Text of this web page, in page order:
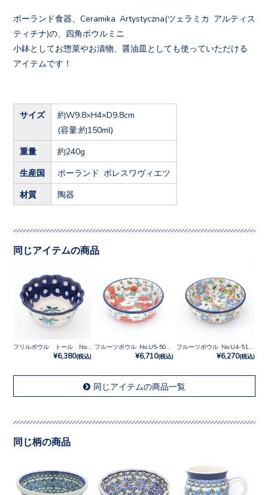
ポーランド食器、Ceramika Artystyczna(ツェラミカ アルティス
ティチナ)の、四角ボウルミニ
小鉢としてお惣菜やお漬物、醤油皿としても使っていただける
アイテムです！
サイズ
約W9.8×H4×D9.8cm
(容量:約150ml)
重量 約240g
生産国 ポーランド ボレスワヴィエツ
材質 陶器
同じアイテムの商品
¥6,380(税込) ¥6,710(税込) ¥6,270(税込)
同じアイテムの商品一覧
同じ柄の商品